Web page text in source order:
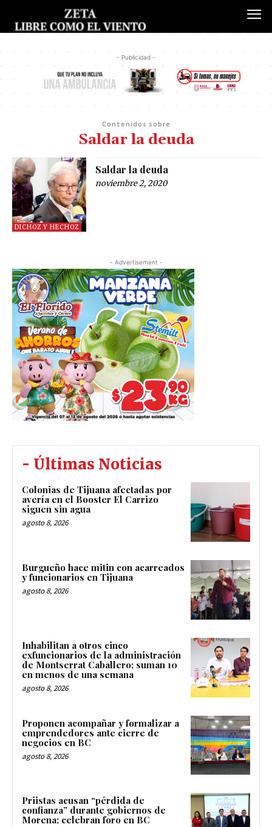
- Publicidad -
Contenidos sobre
Saldar la deuda
DICHOZ Y HECHOZ
Saldar la deuda
noviembre 2, 2020
- Advertisement -
- Últimas Noticias
Colonias de Tijuana afectadas por
avería en el Booster El Carrizo
siguen sin agua
agosto 8, 2026
Burgueño hace mitin con acarreados
y funcionarios en Tijuana
agosto 8, 2026
Inhabilitan a otros cinco
exfuncionarios de la administración
de Montserrat Caballero; suman 10
en menos de una semana
agosto 8, 2026
Proponen acompañar y formalizar a
emprendedores ante cierre de
negocios en BC
agosto 8, 2026
Priistas acusan “pérdida de
confianza” durante gobiernos de
Morena; celebran foro en BC